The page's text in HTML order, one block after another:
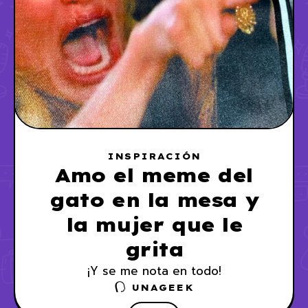
INSPIRACIÓN
Amo el meme del
gato en la mesa y
la mujer que le
grita
¡Y se me nota en todo!
UNAGEEK